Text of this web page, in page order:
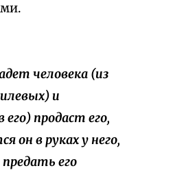
человека (из
и
продаст его,
он в руках у него,
его